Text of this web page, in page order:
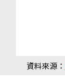
資料來源：